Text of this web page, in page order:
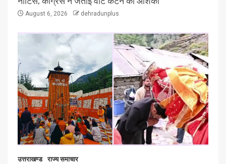
August 6, 2026 dehradunplus
उत्तराखण्ड राज्य समाचार